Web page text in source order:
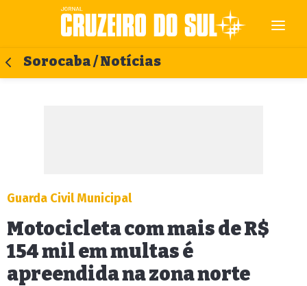
Sorocaba / Notícias
Guarda Civil Municipal
Motocicleta com mais de R$
154 mil em multas é
apreendida na zona norte